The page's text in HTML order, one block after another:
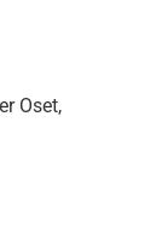
Oset,